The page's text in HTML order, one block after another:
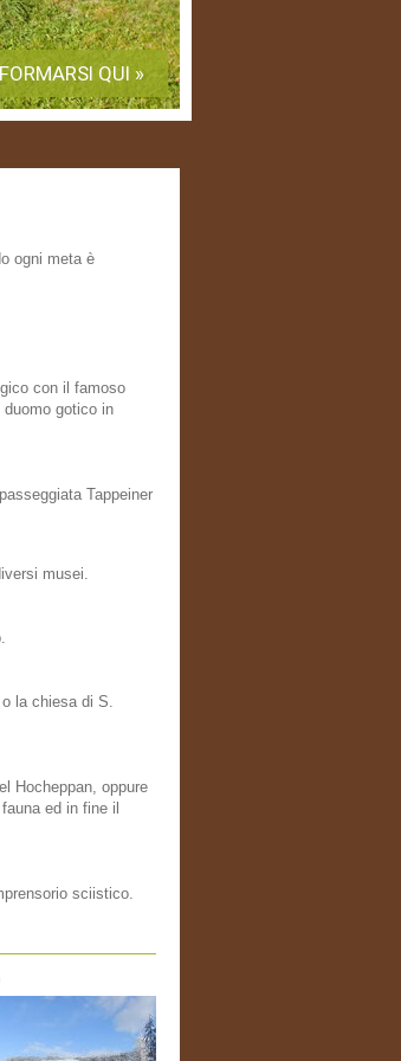
QUI »
ogni meta è
con il famoso
gotico in
Tappeiner
musei.
la chiesa di S.
Hocheppan, oppure
ed in fine il
sciistico.